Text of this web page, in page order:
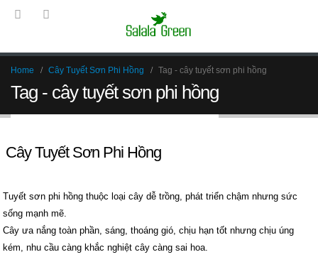
Home Cây Tuyết Sơn Phi Hồng Tag - cây tuyết sơn phi hồng
Tag - cây tuyết sơn phi hồng
Cây Tuyết Sơn Phi Hồng
Tuyết sơn phi hồng thuộc loại cây dễ trồng, phát triển chậm nhưng sức
sống mạnh mẽ.
Cây ưa nắng toàn phần, sáng, thoáng gió, chịu hạn tốt nhưng chịu úng
kém, nhu cầu càng khắc nghiệt cây càng sai hoa.